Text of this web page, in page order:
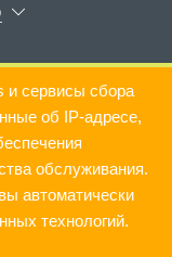
и сервисы сбора
об IP-адресе,
обслуживания.
автоматически
технологий.
.6д